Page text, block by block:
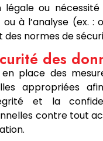
légale ou
à l’analyse (ex. :
des normes de
des
place des
appropriées
et la
contre tout